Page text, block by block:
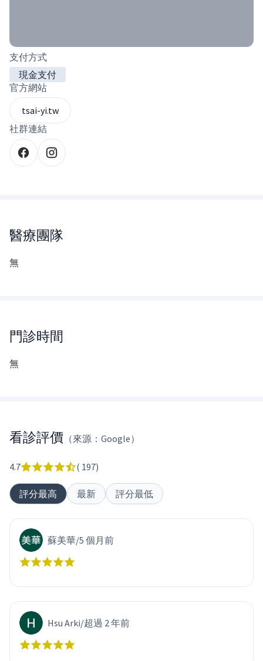
支付方式
現金支付
官方網站
tsai-yi.tw
社群連結
醫療團隊
無
門診時間
無
看診評價 （來源：Google）
4.7 ( 197)
評分最高 最新 評分最低
蘇美華/5 個月前
Hsu Arki/超過 2 年前